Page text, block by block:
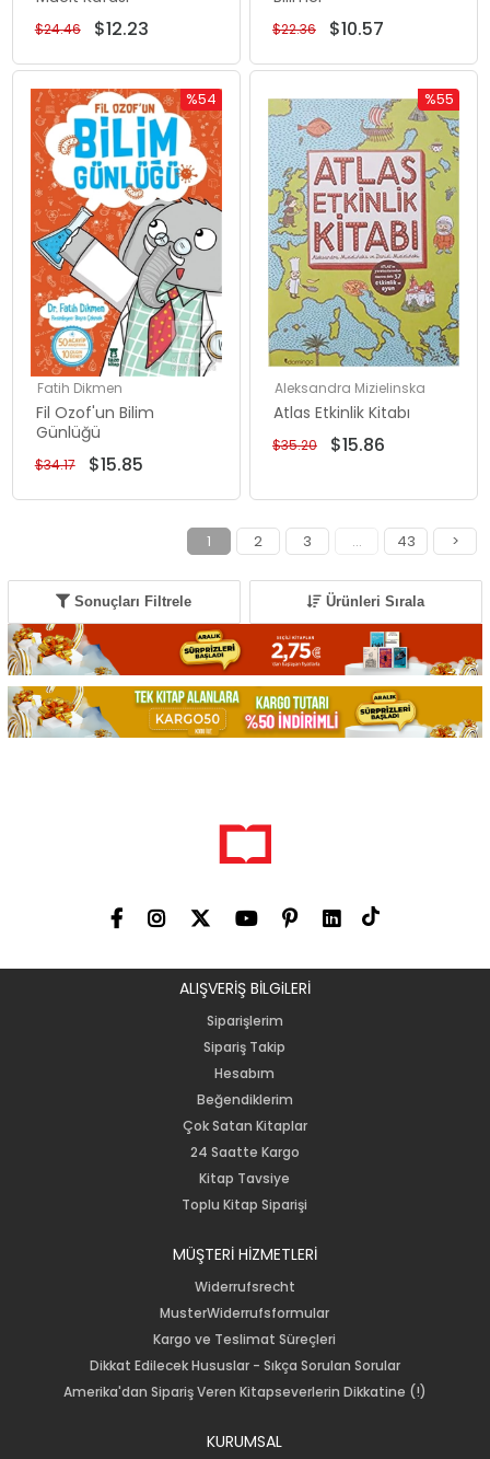
$12.23
$24.46 $10.57
$22.36
Fatih Dikmen
Fil Ozof'un Bilim
Günlüğü
$15.85
$34.17
%54
Rabatt
%54Rabatt
Aleksandra Mizielinska
Atlas Etkinlik Kitabı
$15.86
$35.20
%55
Rabatt
1 2 3 ... 43 >
Sonuçları Filtrele Ürünleri Sırala
ALIŞVERİŞ BİLGiLERİ
Siparişlerim
Sipariş Takip
Hesabım
Beğendiklerim
Çok Satan Kitaplar
24 Saatte Kargo
Kitap Tavsiye
Toplu Kitap Siparişi
MÜŞTERİ HİZMETLERİ
Widerrufsrecht
MusterWiderrufsformular
Kargo ve Teslimat Süreçleri
Dikkat Edilecek Hususlar - Sıkça Sorulan Sorular
Amerika'dan Sipariş Veren Kitapseverlerin Dikkatine (!)
KURUMSAL